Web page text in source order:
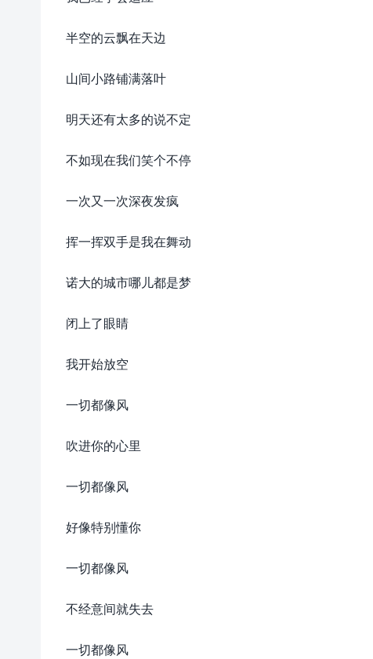
半空的云飘在天边
山间小路铺满落叶
明天还有太多的说不定
不如现在我们笑个不停
一次又一次深夜发疯
挥一挥双手是我在舞动
诺大的城市哪儿都是梦
闭上了眼睛
我开始放空
一切都像风
吹进你的心里
一切都像风
好像特别懂你
一切都像风
不经意间就失去
一切都像风